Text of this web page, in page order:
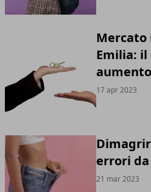
Emilia:
aumento
17 apr 2023
errori
21 mar 2023